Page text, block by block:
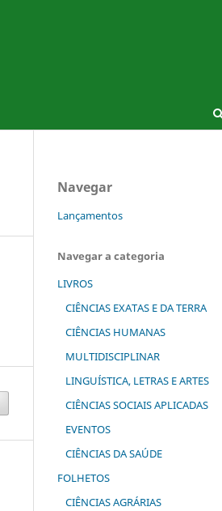
Navegar
Lançamentos
Navegar a categoria
LIVROS
CIÊNCIAS EXATAS E DA TERRA
CIÊNCIAS HUMANAS
MULTIDISCIPLINAR
LINGUÍSTICA, LETRAS E ARTES
CIÊNCIAS SOCIAIS APLICADAS
EVENTOS
CIÊNCIAS DA SAÚDE
FOLHETOS
CIÊNCIAS AGRÁRIAS